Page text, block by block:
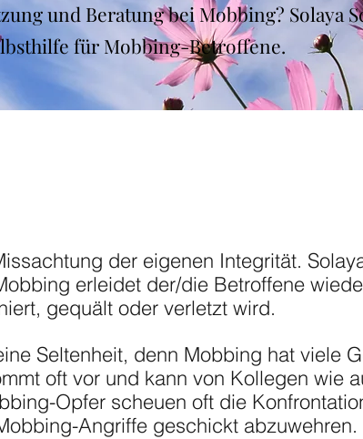
und Beratung bei Mobbing? Solaya
für Mobbing-Betroffene.
der eigenen Integrität.
erleidet der/die Betroffene
gequält oder verletzt wird.
Seltenheit, denn Mobbing hat viele
oft vor und kann von Kollegen wie
Opfer scheuen oft die
Angriffe geschickt abzuwehren.